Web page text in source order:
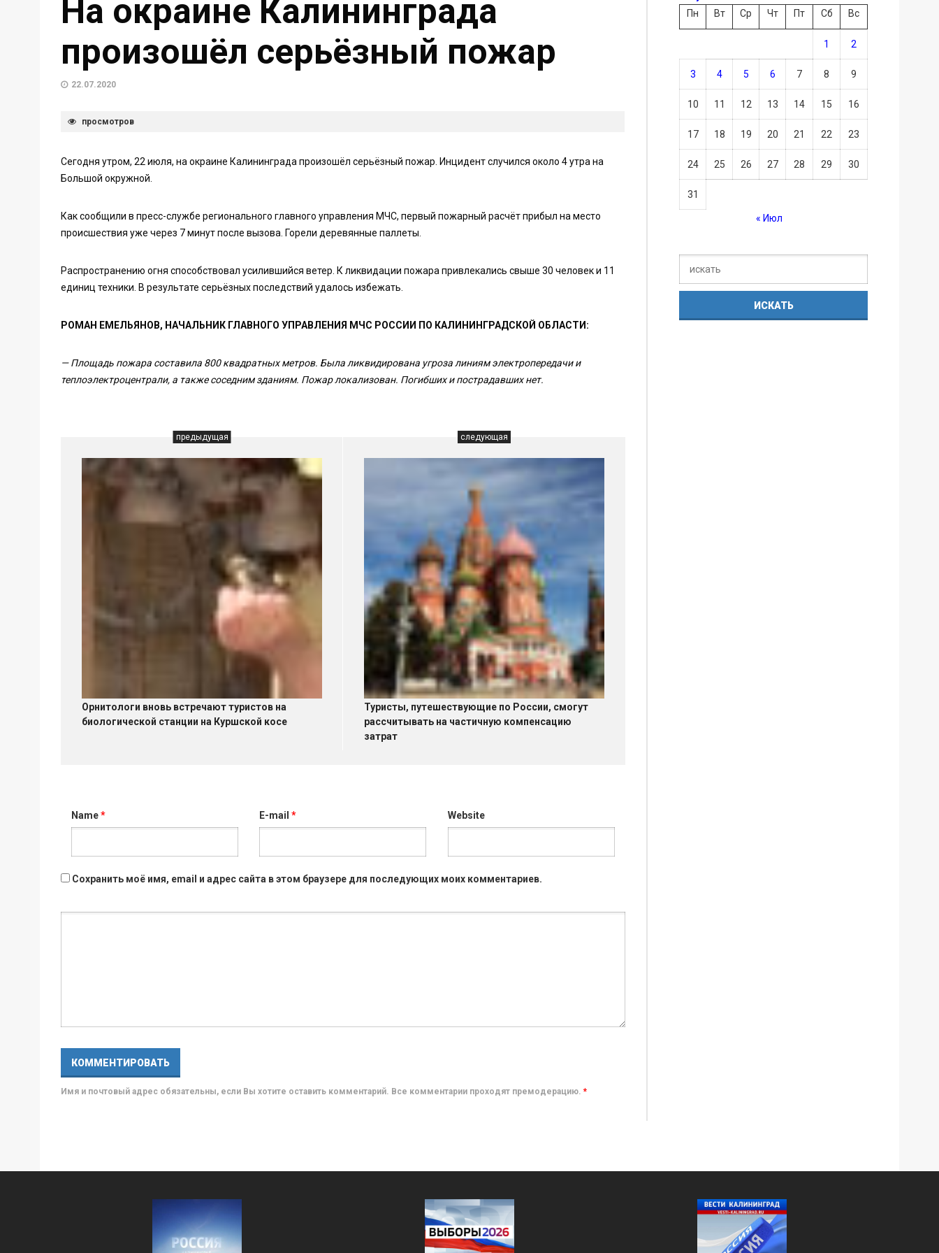
На окраине Калининграда
произошёл серьёзный пожар
22.07.2020
просмотров
Сегодня утром, 22 июля, на окраине Калининграда произошёл серьёзный пожар. Инцидент случился около 4 утра на
Большой окружной.
Как сообщили в пресс-службе регионального главного управления МЧС, первый пожарный расчёт прибыл на место
происшествия уже через 7 минут после вызова. Горели деревянные паллеты.
Распространению огня способствовал усилившийся ветер. К ликвидации пожара привлекались свыше 30 человек и 11
единиц техники. В результате серьёзных последствий удалось избежать.
РОМАН ЕМЕЛЬЯНОВ, НАЧАЛЬНИК ГЛАВНОГО УПРАВЛЕНИЯ МЧС РОССИИ ПО КАЛИНИНГРАДСКОЙ ОБЛАСТИ:
— Площадь пожара составила 800 квадратных метров. Была ликвидирована угроза линиям электропередачи и
теплоэлектроцентрали, а также соседним зданиям. Пожар локализован. Погибших и пострадавших нет.
предыдущая
Орнитологи вновь встречают туристов на
биологической станции на Куршской косе
следующая
Туристы, путешествующие по России, смогут
рассчитывать на частичную компенсацию
затрат
Name* E-mail* Website
Сохранить моё имя, email и адрес сайта в этом браузере для последующих моих комментариев.
Имя и почтовый адрес обязательны, если Вы хотите оставить комментарий. Все комментарии проходят премодерацию. *
Пн
Вт Ср Чт Пт Сб Вс
1 2
3 4 5 6 7 8 9
10 11 12 13 14 15 16
17 18 19 20 21 22 23
24 25 26 27 28 29 30
31
« Июл